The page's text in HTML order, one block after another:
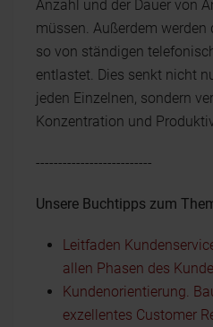
Anzahl und der Dauer von
müssen. Außerdem
so von ständigen
entlastet. Dies senkt nicht
jeden Einzelnen, sondern
Konzentration und
--------------------------
Unsere Buchtipps zum
Leitfaden
allen Phasen des
Kundenorientierung.
exzellentes Customer